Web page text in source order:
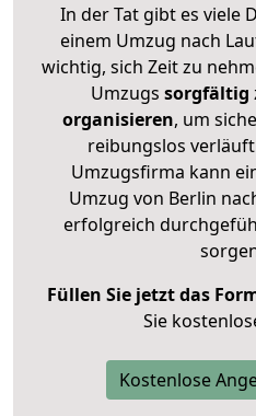
In der Tat gibt es viele
einem Umzug nach
wichtig, sich Zeit zu
Umzugs sorgfältig
organisieren, um
reibungslos
Umzugsfirma kann
Umzug von Berlin
erfolgreich
Füllen Sie jetzt das
Sie
Kostenlose